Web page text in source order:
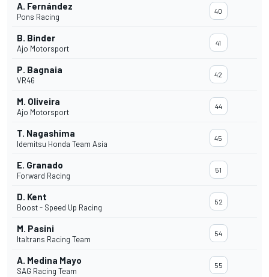
A. Fernández
Pons Racing
40
B. Binder
Ajo Motorsport
41
P. Bagnaia
VR46
42
M. Oliveira
Ajo Motorsport
44
T. Nagashima
Idemitsu Honda Team Asia
45
E. Granado
Forward Racing
51
D. Kent
Boost - Speed Up Racing
52
M. Pasini
Italtrans Racing Team
54
A. Medina Mayo
SAG Racing Team
55